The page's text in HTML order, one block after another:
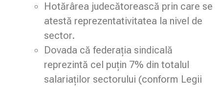
Hotărârea judecătorească prin care se
atestă reprezentativitatea la nivel de
sector.
Dovada că federația sindicală
reprezintă cel puțin 7% din totalul
salariaților sectorului (conform Legii